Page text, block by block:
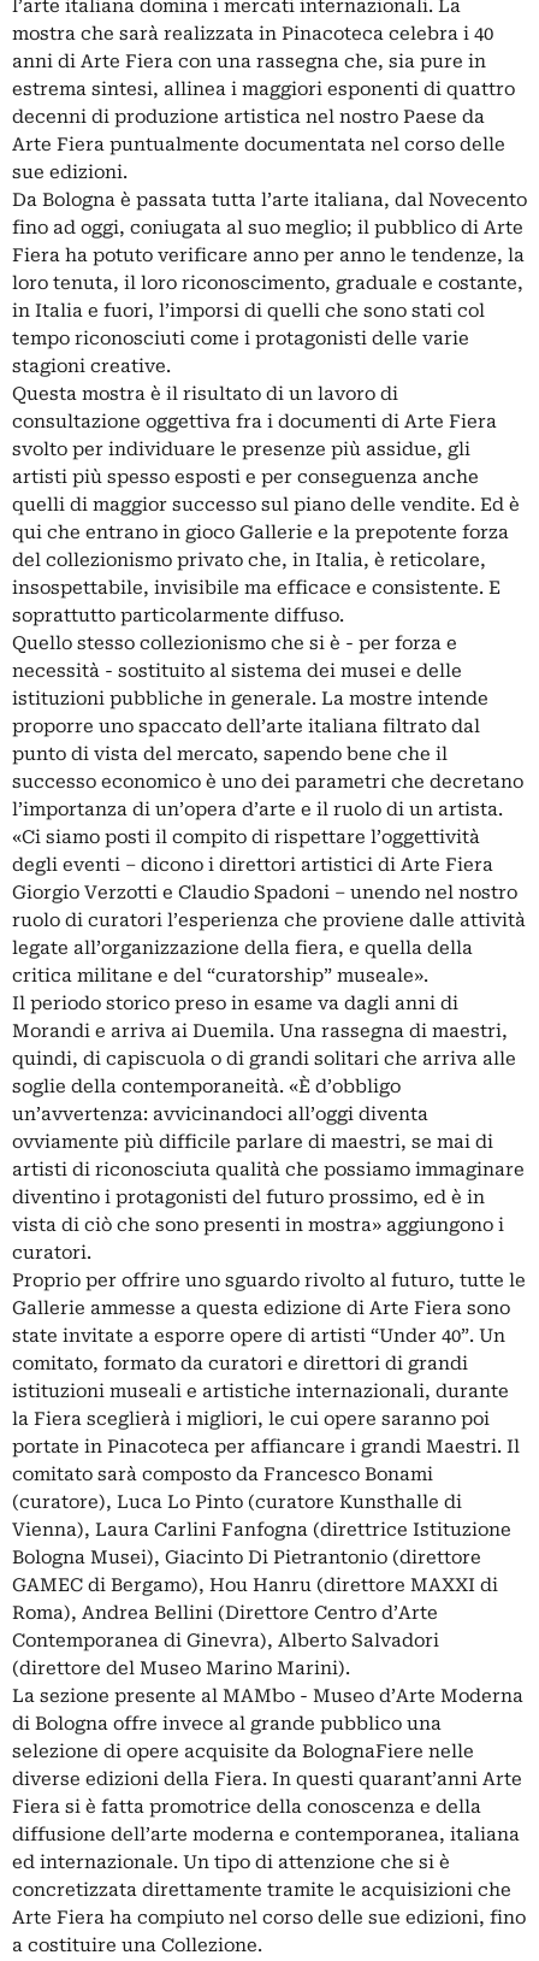
l’arte italiana domina i mercati internazionali. La
mostra che sarà realizzata in Pinacoteca celebra i 40
anni di Arte Fiera con una rassegna che, sia pure in
estrema sintesi, allinea i maggiori esponenti di quattro
decenni di produzione artistica nel nostro Paese da
Arte Fiera puntualmente documentata nel corso delle
sue edizioni.
Da Bologna è passata tutta l’arte italiana, dal Novecento
fino ad oggi, coniugata al suo meglio; il pubblico di Arte
Fiera ha potuto verificare anno per anno le tendenze, la
loro tenuta, il loro riconoscimento, graduale e costante,
in Italia e fuori, l’imporsi di quelli che sono stati col
tempo riconosciuti come i protagonisti delle varie
stagioni creative.
Questa mostra è il risultato di un lavoro di
consultazione oggettiva fra i documenti di Arte Fiera
svolto per individuare le presenze più assidue, gli
artisti più spesso esposti e per conseguenza anche
quelli di maggior successo sul piano delle vendite. Ed è
qui che entrano in gioco Gallerie e la prepotente forza
del collezionismo privato che, in Italia, è reticolare,
insospettabile, invisibile ma efficace e consistente. E
soprattutto particolarmente diffuso.
Quello stesso collezionismo che si è - per forza e
necessità - sostituito al sistema dei musei e delle
istituzioni pubbliche in generale. La mostre intende
proporre uno spaccato dell’arte italiana filtrato dal
punto di vista del mercato, sapendo bene che il
successo economico è uno dei parametri che decretano
l’importanza di un’opera d’arte e il ruolo di un artista.
«Ci siamo posti il compito di rispettare l’oggettività
degli eventi – dicono i direttori artistici di Arte Fiera
Giorgio Verzotti e Claudio Spadoni – unendo nel nostro
ruolo di curatori l’esperienza che proviene dalle attività
legate all’organizzazione della fiera, e quella della
critica militane e del “curatorship” museale».
Il periodo storico preso in esame va dagli anni di
Morandi e arriva ai Duemila. Una rassegna di maestri,
quindi, di capiscuola o di grandi solitari che arriva alle
soglie della contemporaneità. «È d’obbligo
un’avvertenza: avvicinandoci all’oggi diventa
ovviamente più difficile parlare di maestri, se mai di
artisti di riconosciuta qualità che possiamo immaginare
diventino i protagonisti del futuro prossimo, ed è in
vista di ciò che sono presenti in mostra» aggiungono i
curatori.
Proprio per offrire uno sguardo rivolto al futuro, tutte le
Gallerie ammesse a questa edizione di Arte Fiera sono
state invitate a esporre opere di artisti “Under 40”. Un
comitato, formato da curatori e direttori di grandi
istituzioni museali e artistiche internazionali, durante
la Fiera sceglierà i migliori, le cui opere saranno poi
portate in Pinacoteca per affiancare i grandi Maestri. Il
comitato sarà composto da Francesco Bonami
(curatore), Luca Lo Pinto (curatore Kunsthalle di
Vienna), Laura Carlini Fanfogna (direttrice Istituzione
Bologna Musei), Giacinto Di Pietrantonio (direttore
GAMEC di Bergamo), Hou Hanru (direttore MAXXI di
Roma), Andrea Bellini (Direttore Centro d’Arte
Contemporanea di Ginevra), Alberto Salvadori
(direttore del Museo Marino Marini).
La sezione presente al MAMbo - Museo d’Arte Moderna
di Bologna offre invece al grande pubblico una
selezione di opere acquisite da BolognaFiere nelle
diverse edizioni della Fiera. In questi quarant’anni Arte
Fiera si è fatta promotrice della conoscenza e della
diffusione dell’arte moderna e contemporanea, italiana
ed internazionale. Un tipo di attenzione che si è
concretizzata direttamente tramite le acquisizioni che
Arte Fiera ha compiuto nel corso delle sue edizioni, fino
a costituire una Collezione.